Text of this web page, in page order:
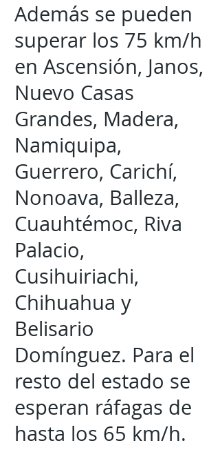
Además se pueden
superar los 75 km/h
en Ascensión, Janos,
Nuevo Casas
Grandes, Madera,
Namiquipa,
Guerrero, Carichí,
Nonoava, Balleza,
Cuauhtémoc, Riva
Palacio,
Cusihuiriachi,
Chihuahua y
Belisario
Domínguez. Para el
resto del estado se
esperan ráfagas de
hasta los 65 km/h.